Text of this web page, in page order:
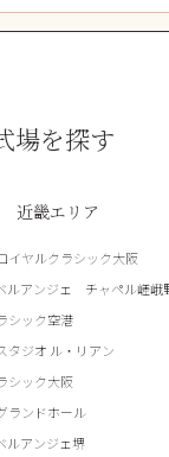
場を探す
近畿エリア
イヤルクラシック大阪
ルアンジェ チャペル嵯峨
シック空港
タジオ ル・リアン
シック大阪
ランドホール
ルアンジェ堺